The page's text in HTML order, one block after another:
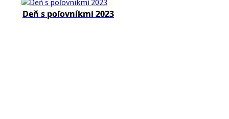
Deň s poľovníkmi 2023